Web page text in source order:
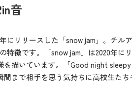
音
にリリースした「snow jam」。チル
特徴です。「snow jam」は2020年に
を描いています。「Good night
まで相手を思う気持ちに高校生たち